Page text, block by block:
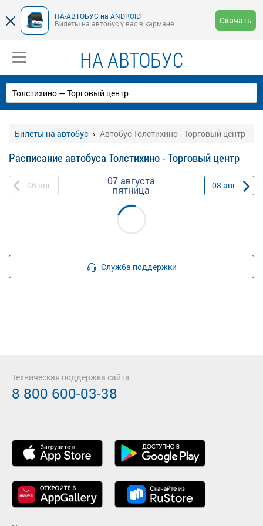
НА-АВТОБУС на ANDROID
Билеты на автобус у вас в кармане
Скачать
НА АВТОБУС
Билеты на автобус Автобус Толстихино - Торговый центр
Расписание автобуса Толстихино - Торговый центр
06 авг 07 августа
пятница 08 авг
Служба поддержки
Техническая поддержка сайта
8 800 600-03-38